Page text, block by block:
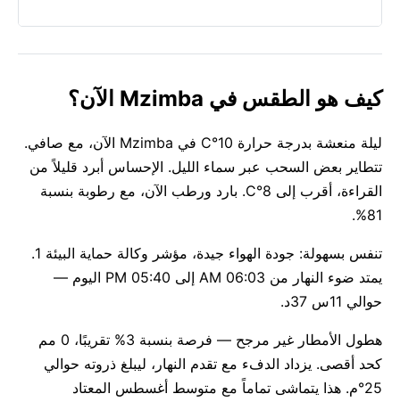
كيف هو الطقس في Mzimba الآن؟
ليلة منعشة بدرجة حرارة 10°C في Mzimba الآن، مع صافي.
تتطاير بعض السحب عبر سماء الليل. الإحساس أبرد قليلاً من
القراءة، أقرب إلى 8°C. بارد ورطب الآن، مع رطوبة بنسبة
81%.
تنفس بسهولة: جودة الهواء جيدة، مؤشر وكالة حماية البيئة 1.
يمتد ضوء النهار من 06:03 AM إلى 05:40 PM اليوم —
حوالي 11س 37د.
هطول الأمطار غير مرجح — فرصة بنسبة 3% تقريبًا، 0 مم
كحد أقصى. يزداد الدفء مع تقدم النهار، ليبلغ ذروته حوالي
25°م. هذا يتماشى تماماً مع متوسط أغسطس المعتاد